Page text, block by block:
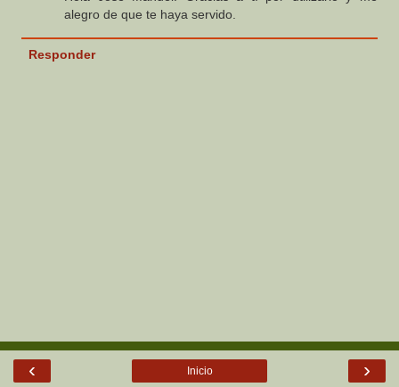
alegro de que te haya servido.
Responder
‹ ›
Inicio